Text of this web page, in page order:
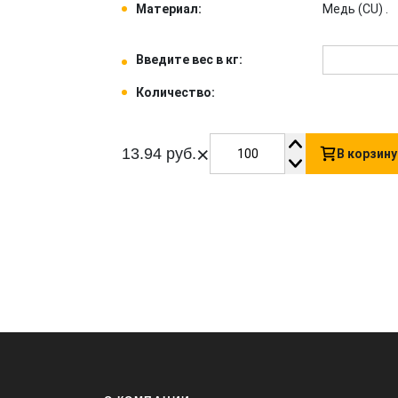
Материал:
Медь (CU) .
Введите вес в кг:
Количество:
13.94 руб.× В корзину